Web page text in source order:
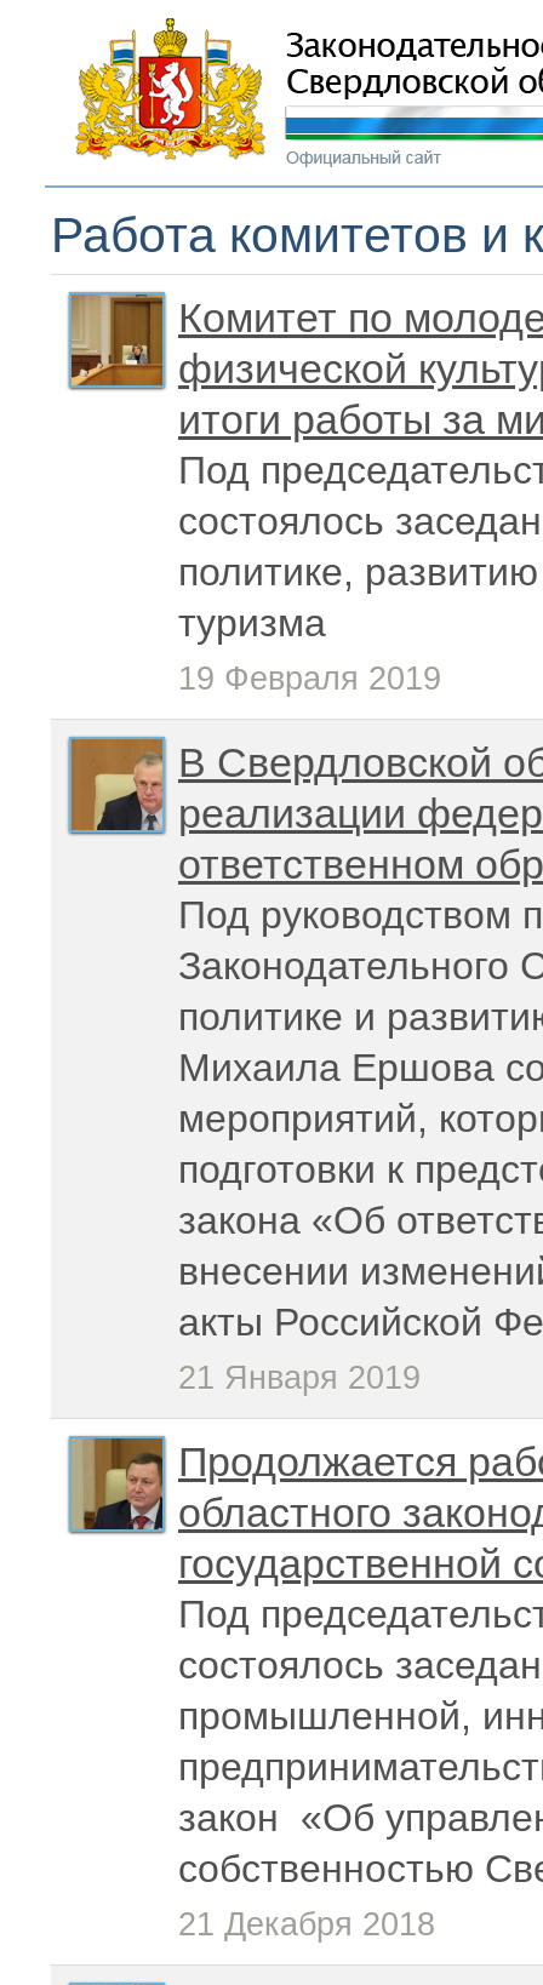
Работа комитетов и
Комитет по
физической
итоги работы за
Под
состоялось
политике,
туризма
19 Февраля 2019
В Свердловской
реализации
ответственном
Под руководством
Законодательного
политике и
Михаила Ершова
мероприятий,
подготовки к
закона «Об
внесении
акты Российской
21 Января 2019
Продолжается
областного
государственной
Под
состоялось
промышленной,
закон «Об
собственностью
21 Декабря 2018